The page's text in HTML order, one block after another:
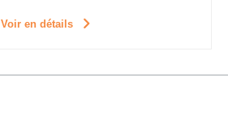
Voir en détails